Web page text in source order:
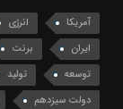
آمریکا انرژی
ایران
برنت
توسعه
تولید
دولت سیزدهم